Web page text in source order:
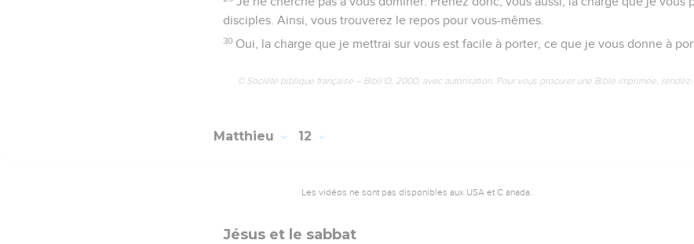
disciples. Ainsi, vous trouverez le repos pour vous-mêmes.
30 Oui, la charge que je mettrai sur vous est facile à porter, ce que je vous donne à
© Société biblique française – Bibli’O, 2000, avec autorisation. Pour vous procurer une Bible imprimée,
Matthieu 12
Les vidéos ne sont pas disponibles aux USA et C anada.
Jésus et le sabbat